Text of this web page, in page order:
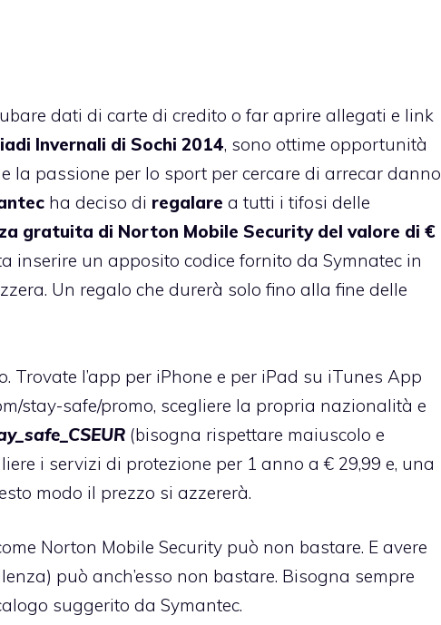
dati di carte di credito o far aprire allegati e link
Invernali di Sochi 2014, sono ottime opportunità
la passione per lo sport per cercare di arrecar danno
ha deciso di regalare a tutti i tifosi delle
gratuita di Norton Mobile Security del valore di €
inserire un apposito codice fornito da Symnatec in
Un regalo che durerà solo fino alla fine delle
Trovate l’app per iPhone e per iPad su iTunes App
stay-safe/promo, scegliere la propria nazionalità e
(bisogna rispettare maiuscolo e
i servizi di protezione per 1 anno a € 29,99 e, una
modo il prezzo si azzererà.
Norton Mobile Security può non bastare. E avere
può anch’esso non bastare. Bisogna sempre
suggerito da Symantec.